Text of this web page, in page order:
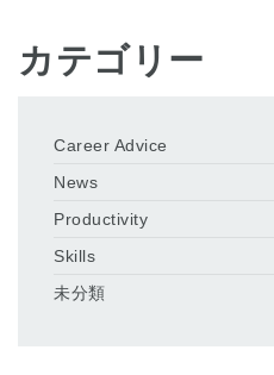
カテゴリー
Career Advice
News
Productivity
Skills
未分類